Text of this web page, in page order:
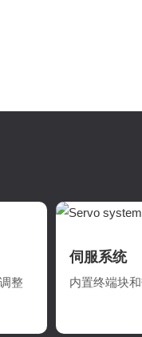
整
伺服系统
内置终端块